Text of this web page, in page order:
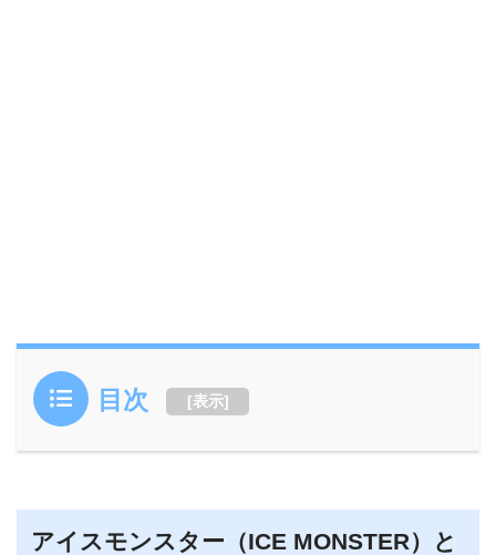
目次 [表示]
アイスモンスター（ICE MONSTER）と